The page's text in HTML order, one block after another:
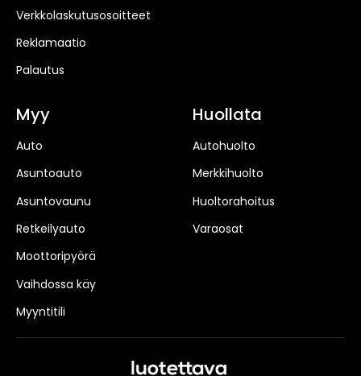
Verkkolaskutusosoitteet
Reklamaatio
Palautus
Myy
Auto
Asuntoauto
Asuntovaunu
Retkeilyauto
Moottoripyörä
Vaihdossa käy
Myyntitili
Huollata
Autohuolto
Merkkihuolto
Huoltorahoitus
Varaosat